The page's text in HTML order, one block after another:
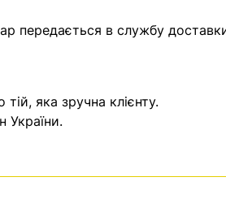
передається в службу
яка зручна клієнту.
України.